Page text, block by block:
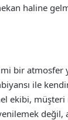
haline
bir
ile
ekibi,